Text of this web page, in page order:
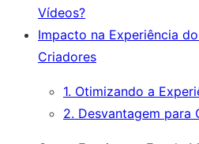
Vídeos?
Impacto na Experiência
Criadores
1. Otimizando a
2. Desvantagem para